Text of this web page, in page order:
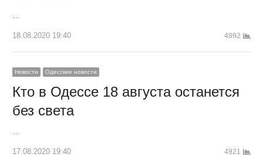
…
18.08.2020 19:40 4892
Новости Одесские новости
Кто в Одессе 18 августа останется
без света
…
17.08.2020 19:40 4921